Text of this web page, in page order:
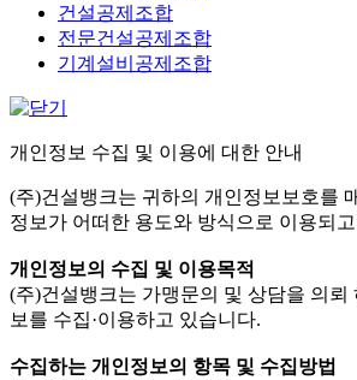
건설공제조합
전문건설공제조합
기계설비공제조합
개인정보 수집 및 이용에 대한 안내
(주)건설뱅크는 귀하의 개인정보보호를
정보가 어떠한 용도와 방식으로 이용되
개인정보의 수집 및 이용목적
(주)건설뱅크는 가맹문의 및 상담을 의
보를 수집·이용하고 있습니다.
수집하는 개인정보의 항목 및 수집방법